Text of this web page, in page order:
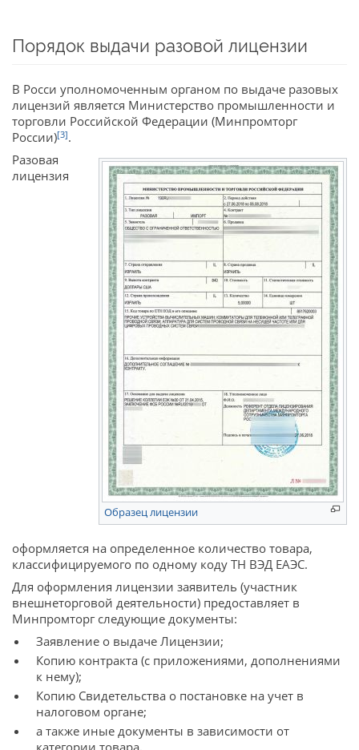
Порядок выдачи разовой лицензии
В Росси уполномоченным органом по выдаче разовых
лицензий является Министерство промышленности и
торговли Российской Федерации (Минпромторг
России)[3].
Образец лицензии
Разовая
лицензия
оформляется на определенное количество товара,
классифицируемого по одному коду ТН ВЭД ЕАЭС.
Для оформления лицензии заявитель (участник
внешнеторговой деятельности) предоставляет в
Минпромторг следующие документы:
Заявление о выдаче Лицензии;
Копию контракта (с приложениями, дополнениями
к нему);
Копию Свидетельства о постановке на учет в
налоговом органе;
а также иные документы в зависимости от